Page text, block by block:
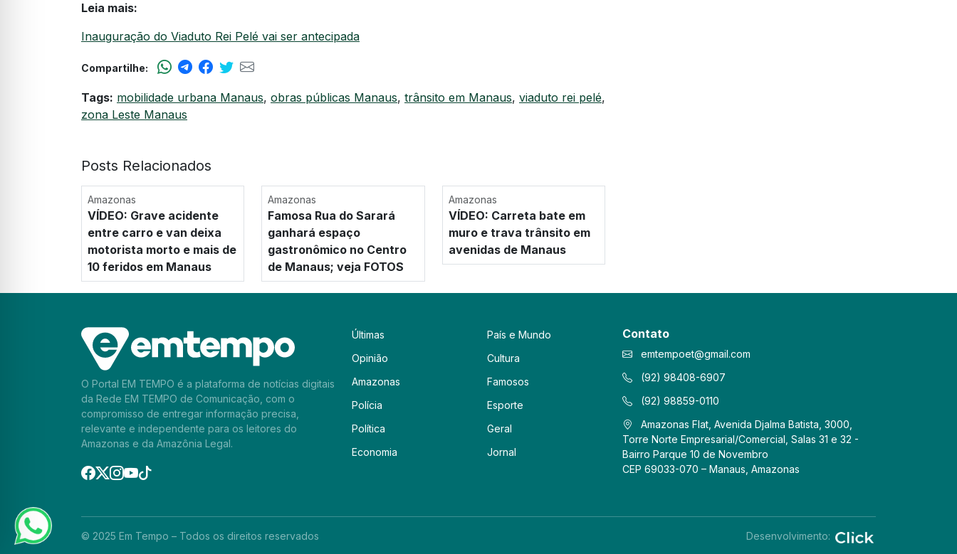
Leia mais:
Inauguração do Viaduto Rei Pelé vai ser antecipada
Compartilhe:
Tags: mobilidade urbana Manaus, obras públicas Manaus, trânsito em Manaus, viaduto rei pelé,
zona Leste Manaus
Posts Relacionados
Amazonas
VÍDEO: Grave acidente
entre carro e van deixa
motorista morto e mais de
10 feridos em Manaus
Amazonas
Famosa Rua do Sarará
ganhará espaço
gastronômico no Centro
de Manaus; veja FOTOS
Amazonas
VÍDEO: Carreta bate em
muro e trava trânsito em
avenidas de Manaus
O Portal EM TEMPO é a plataforma de notícias digitais
da Rede EM TEMPO de Comunicação, com o
compromisso de entregar informação precisa,
relevante e independente para os leitores do
Amazonas e da Amazônia Legal.
Últimas
Opinião
Amazonas
Polícia
Política
Economia
País e Mundo
Cultura
Famosos
Esporte
Geral
Jornal
Contato
emtempoet@gmail.com
(92) 98408-6907
(92) 98859-0110
Amazonas Flat, Avenida Djalma Batista, 3000,
Torre Norte Empresarial/Comercial, Salas 31 e 32 -
Bairro Parque 10 de Novembro
CEP 69033-070 – Manaus, Amazonas
© 2025 Em Tempo – Todos os direitos reservados Desenvolvimento: